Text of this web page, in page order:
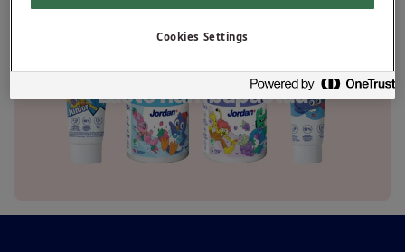
Laste hambapastad
Cookies Settings